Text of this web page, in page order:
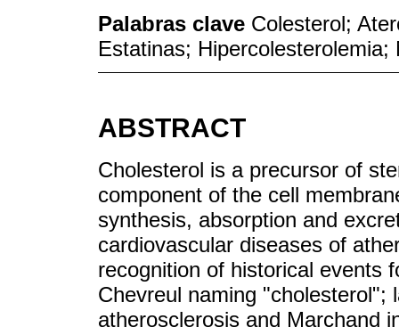
Palabras clave Colesterol;
Estatinas; Hipercolesterolemia;
ABSTRACT
Cholesterol is a precursor of
component of the cell
synthesis, absorption and
cardiovascular diseases of
recognition of historical events
Chevreul naming "cholesterol";
atherosclerosis and Marchand